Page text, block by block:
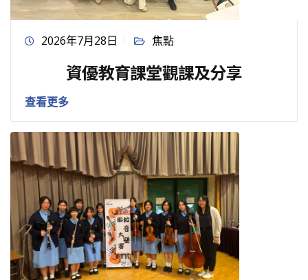
2026年7月28日 焦點
資優教育課堂觀課及分享
查看更多